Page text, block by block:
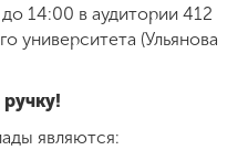
14:00 в аудитории 412
университета (Ульянова
являются: